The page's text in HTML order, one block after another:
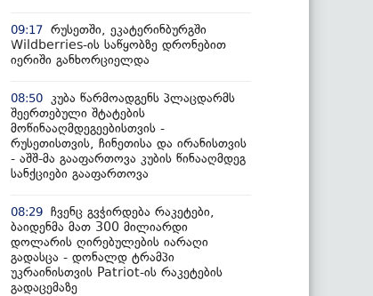
09:17 რუსეთში, ეკატერინბურგში
Wildberries-ის საწყობზე დრონებით
იერიში განხორციელდა
08:50 კუბა წარმოადგენს პლაცდარმს
შეერთებული შტატების
მოწინააღმდეგეებისთვის -
რუსეთისთვის, ჩინეთისა და ირანისთვის
- აშშ-მა გააფართოვა კუბის წინააღმდეგ
სანქციები გააფართოვა
08:29 ჩვენც გვჭირდება რაკეტები,
ბაიდენმა მათ 300 მილიარდი
დოლარის ღირებულების იარაღი
გადასცა - დონალდ ტრამპი
უკრაინისთვის Patriot-ის რაკეტების
გადაცემაზე